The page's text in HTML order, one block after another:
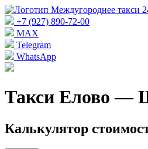
+7 (927) 890-72-00
MAX
Telegram
WhatsApp
Такси Елово —
Калькулятор